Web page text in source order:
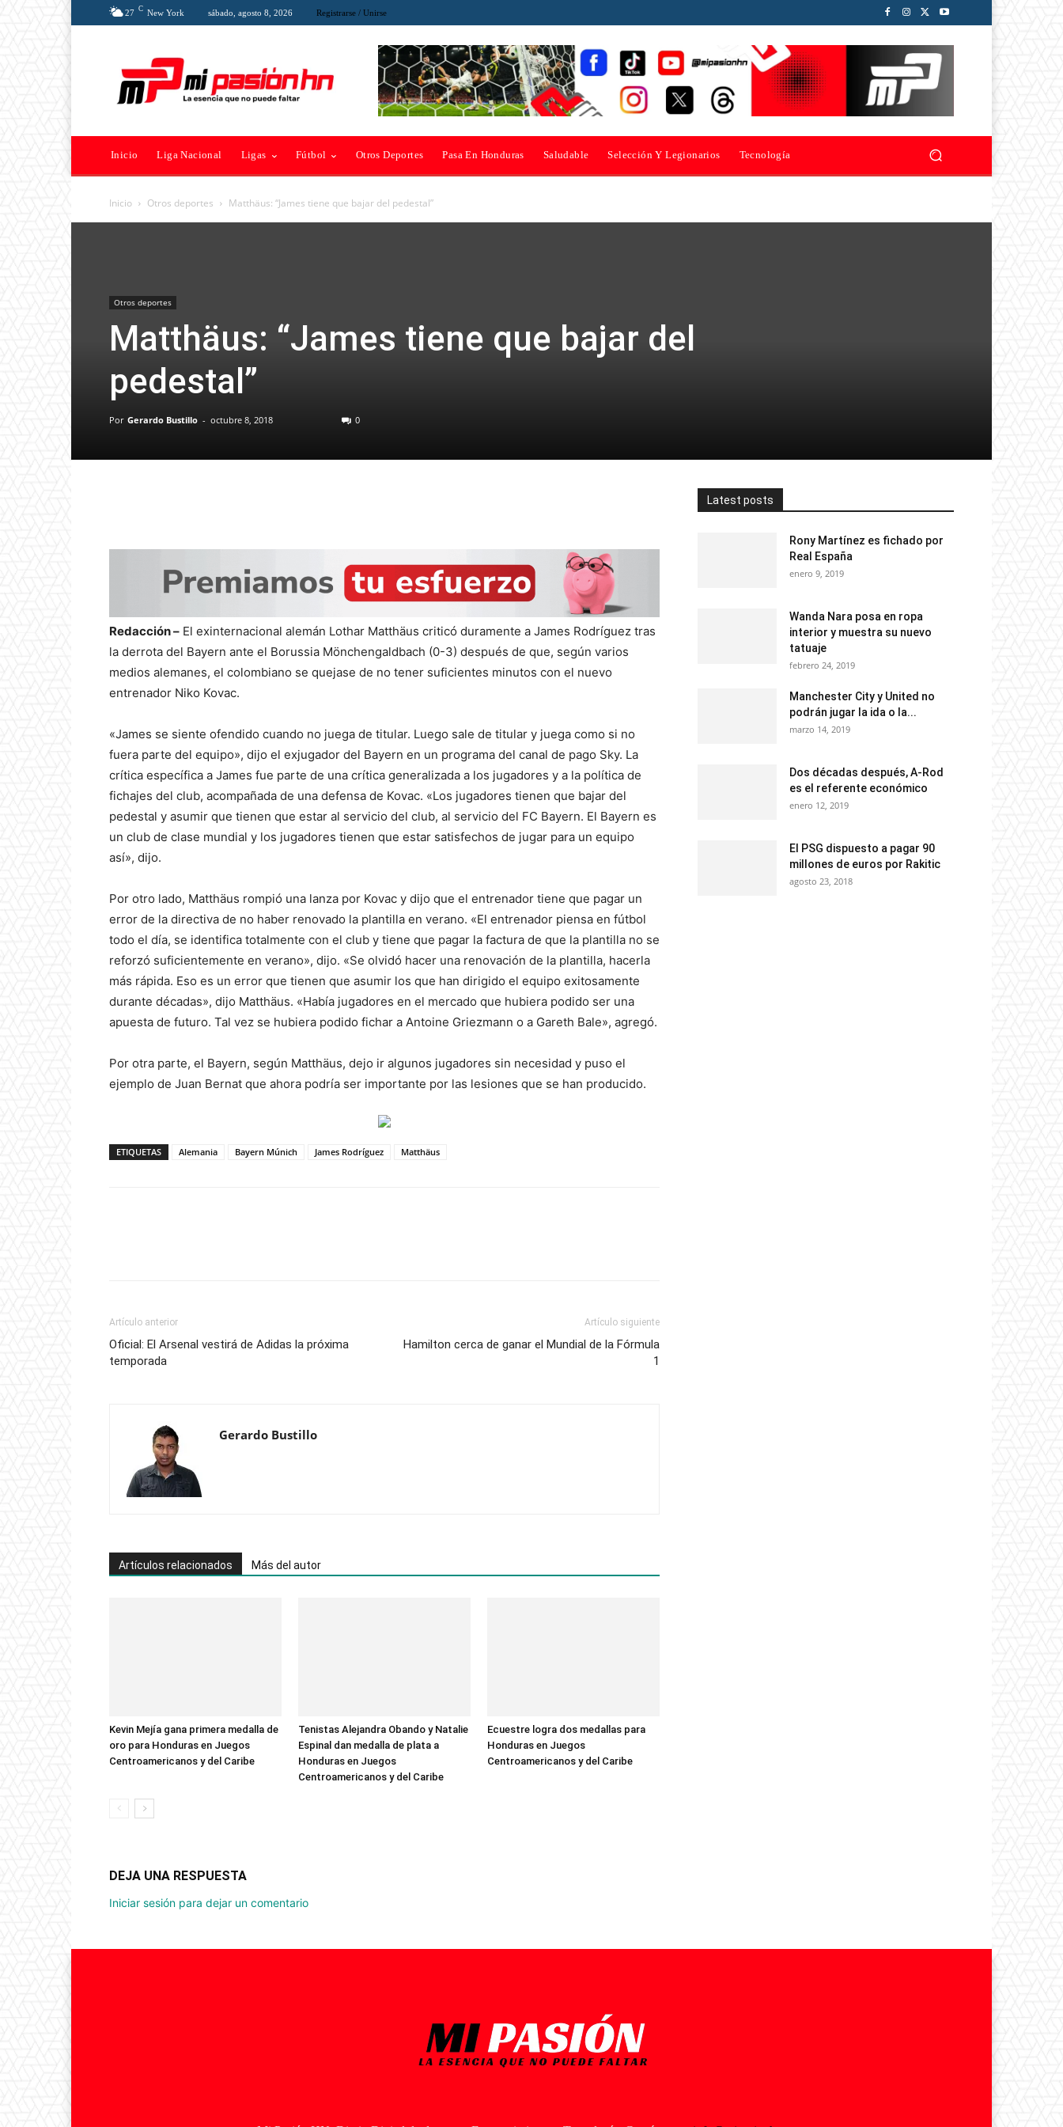
27 C New York sábado, agosto 8, 2026 Registrarse / Unirse
Inicio Liga Nacional Ligas Fútbol Otros Deportes Pasa En Honduras Saludable Selección Y Legionarios Tecnología
Inicio Otros deportes Matthäus: “James tiene que bajar del pedestal”
Otros deportes
Matthäus: “James tiene que bajar del
pedestal”
Por Gerardo Bustillo - octubre 8, 2018 0
Redacción – El exinternacional alemán Lothar Matthäus criticó duramente a James Rodríguez tras
la derrota del Bayern ante el Borussia Mönchengaldbach (0-3) después de que, según varios
medios alemanes, el colombiano se quejase de no tener suficientes minutos con el nuevo
entrenador Niko Kovac.
«James se siente ofendido cuando no juega de titular. Luego sale de titular y juega como si no
fuera parte del equipo», dijo el exjugador del Bayern en un programa del canal de pago Sky. La
crítica específica a James fue parte de una crítica generalizada a los jugadores y a la política de
fichajes del club, acompañada de una defensa de Kovac. «Los jugadores tienen que bajar del
pedestal y asumir que tienen que estar al servicio del club, al servicio del FC Bayern. El Bayern es
un club de clase mundial y los jugadores tienen que estar satisfechos de jugar para un equipo
así», dijo.
Por otro lado, Matthäus rompió una lanza por Kovac y dijo que el entrenador tiene que pagar un
error de la directiva de no haber renovado la plantilla en verano. «El entrenador piensa en fútbol
todo el día, se identifica totalmente con el club y tiene que pagar la factura de que la plantilla no se
reforzó suficientemente en verano», dijo. «Se olvidó hacer una renovación de la plantilla, hacerla
más rápida. Eso es un error que tienen que asumir los que han dirigido el equipo exitosamente
durante décadas», dijo Matthäus. «Había jugadores en el mercado que hubiera podido ser una
apuesta de futuro. Tal vez se hubiera podido fichar a Antoine Griezmann o a Gareth Bale», agregó.
Por otra parte, el Bayern, según Matthäus, dejo ir algunos jugadores sin necesidad y puso el
ejemplo de Juan Bernat que ahora podría ser importante por las lesiones que se han producido.
ETIQUETAS Alemania Bayern Múnich James Rodríguez Matthäus
Artículo anterior
Oficial: El Arsenal vestirá de Adidas la próxima
temporada
Artículo siguiente
Hamilton cerca de ganar el Mundial de la Fórmula
1
Gerardo Bustillo
Artículos relacionados Más del autor
Kevin Mejía gana primera medalla de
oro para Honduras en Juegos
Centroamericanos y del Caribe
Tenistas Alejandra Obando y Natalie
Espinal dan medalla de plata a
Honduras en Juegos
Centroamericanos y del Caribe
Ecuestre logra dos medallas para
Honduras en Juegos
Centroamericanos y del Caribe
DEJA UNA RESPUESTA
Iniciar sesión para dejar un comentario
Latest posts
Rony Martínez es fichado por
Real España
enero 9, 2019
Wanda Nara posa en ropa
interior y muestra su nuevo
tatuaje
febrero 24, 2019
Manchester City y United no
podrán jugar la ida o la...
marzo 14, 2019
Dos décadas después, A-Rod
es el referente económico
enero 12, 2019
El PSG dispuesto a pagar 90
millones de euros por Rakitic
agosto 23, 2018